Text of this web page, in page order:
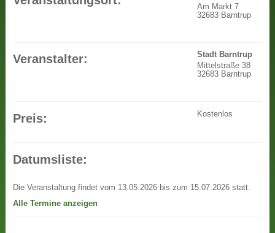
Am Markt 7
32683 Barntrup
Veranstalter:
Stadt Barntrup
Mittelstraße 38
32683 Barntrup
Preis: Kostenlos
Datumsliste:
Die Veranstaltung findet vom 13.05.2026 bis zum 15.07.2026 statt.
Alle Termine anzeigen